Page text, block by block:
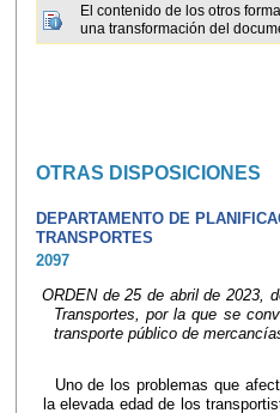
El contenido de los otros
una transformación del
OTRAS DISPOSICIONES
DEPARTAMENTO DE
TRANSPORTES
2097
ORDEN de 25 de abril de 2023,
Transportes, por la que se
transporte público de
Uno de los problemas que
la elevada edad de los